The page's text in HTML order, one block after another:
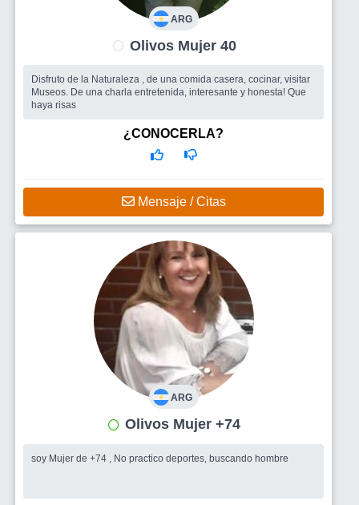
ARG
Olivos Mujer 40
Disfruto de la Naturaleza , de una comida casera, cocinar, visitar
Museos. De una charla entretenida, interesante y honesta! Que
haya risas
¿CONOCERLA?
Mensaje / Citas
ARG
Olivos Mujer +74
soy Mujer de +74 , No practico deportes, buscando hombre